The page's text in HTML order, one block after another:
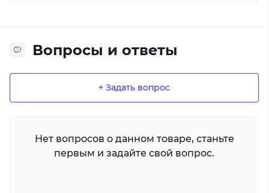
Вопросы и ответы
+ Задать вопрос
Нет вопросов о данном товаре, станьте
первым и задайте свой вопрос.